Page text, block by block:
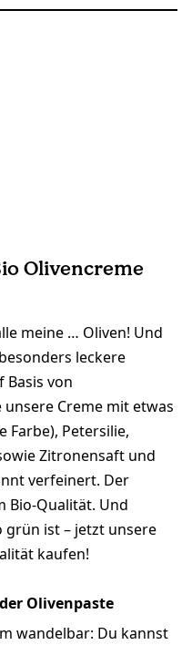
Olivencreme
meine … Oliven! Und
leckere
Basis von
Creme mit etwas
Farbe), Petersilie,
Zitronensaft und
verfeinert. Der
Bio-Qualität. Und
grün ist – jetzt unsere
kaufen!
Olivenpaste
wandelbar: Du kannst